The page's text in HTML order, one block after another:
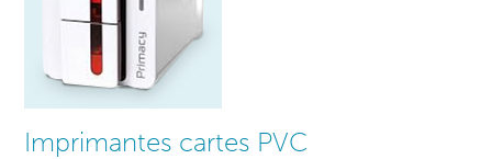
Imprimantes cartes PVC